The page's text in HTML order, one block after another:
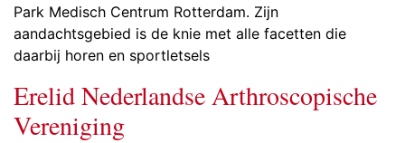
Park Medisch Centrum Rotterdam. Zijn
aandachtsgebied is de knie met alle facetten die
daarbij horen en sportletsels
Erelid Nederlandse Arthroscopische
Vereniging